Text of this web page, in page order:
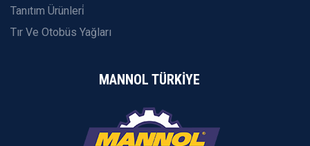
Tanıtım Ürünleri̇
Tır Ve Otobüs Yağları
MANNOL TÜRKİYE